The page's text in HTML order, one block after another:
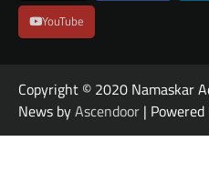
YouTube
Copyright © 2020 Namaskar
News byAscendoor | Powered